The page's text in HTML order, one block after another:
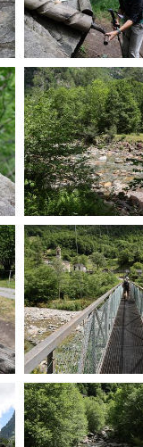
20260603105855-
20260603113055-
20260603113559-